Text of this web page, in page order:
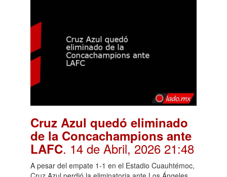
Cruz Azul quedó eliminado
de la Concachampions ante
LAFC. 14 de Abril, 2026 21:48
A pesar del empate 1-1 en el Estadio Cuauhtémoc,